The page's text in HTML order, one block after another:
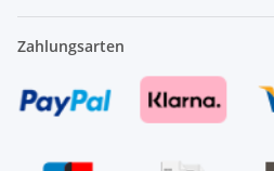
Zahlungsarten